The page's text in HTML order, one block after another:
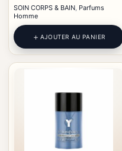
SOIN CORPS & BAIN, Parfums
Homme
AJOUTER AU PANIER